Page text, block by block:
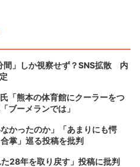
間」しか視察せず？SNS拡散 内
「熊本の体育館にクーラーをつ
ブーメランでは」
かったのか」「あまりにも愕
掌」巡る投稿を批判
た28年を取り戻す」投稿に批判